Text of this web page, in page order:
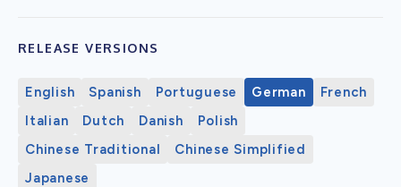
RELEASE VERSIONS
English Spanish Portuguese German
French
Italian
Dutch Danish
Polish
Chinese Traditional
Chinese Simplified
Japanese